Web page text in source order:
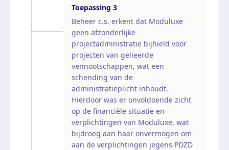
Toepassing 3
Beheer c.s. erkent dat Moduluxe
geen afzonderlijke
projectadministratie bijhield voor
projecten van gelieerde
vennootschappen, wat een
schending van de
administratieplicht inhoudt.
Hierdoor was er onvoldoende zicht
op de financiële situatie en
verplichtingen van Moduluxe, wat
bijdroeg aan haar onvermogen om
aan de verplichtingen jegens PDZD